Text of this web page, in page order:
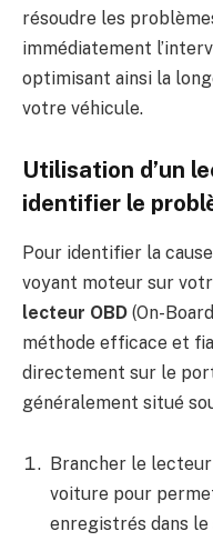
résoudre les
immédiatement
optimisant ainsi la
votre véhicule.
Utilisation d’un
identifier le
Pour identifier la
voyant moteur sur
lecteur OBD (On-
méthode efficace et
directement sur le
généralement situé
Brancher le
voiture pour
enregistrés dans le